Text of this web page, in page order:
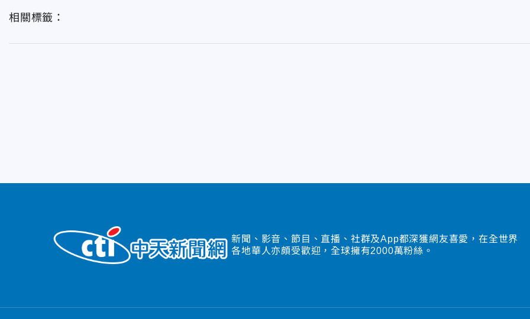
相關標籤：
新聞、影音、節目、直播、社群及App都深獲網友喜愛，在全世界
各地華人亦頗受歡迎，全球擁有2000萬粉絲。